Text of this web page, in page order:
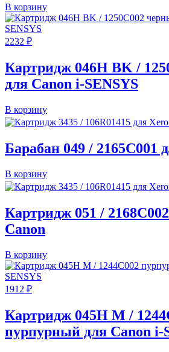
В корзину
2232 ₽
Картридж 046H BK /
для Canon i-SENSYS
В корзину
Барабан 049 / 2165C001
В корзину
Картридж 051 /
Canon
В корзину
1912 ₽
Картридж 045H M /
пурпурный для Canon i-